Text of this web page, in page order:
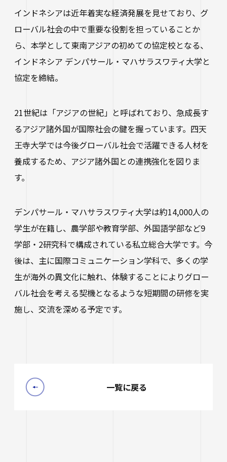
大学施設の貸出について
大学広報・報道関係
大学広報
Webシラバス科目一覧
生活支援
スクールバス
駐車場利用
アルバイト紹介
落とし物・忘れ物
学内で地震が発生したら
卒業生及び就職先アンケートについて
人事採用ご担当の方へ
社会連携
地域連携・研究推進センター
高大連携プログラム
みらい科学教育推進室
看護実践開発研究センター ～実施プログラム
オープンカレッジ
たいし塾
公開シンポジウム
その他の公開講座
海外派遣の安全対策
ハルカス大学
四天王寺大学公式SNS
インドネシアは近年着実な経済発展を見せており、グ
ローバル社会の中で重要な役割を担っていることか
ら、本学として東南アジアの初めての協定校となる、
インドネシア デンパサール・マハサラスワティ大学と
協定を締結。
21世紀は「アジアの世紀」と呼ばれており、急成長す
るアジア諸外国が国際社会の鍵を握っています。四天
王寺大学では今後グローバル社会で活躍できる人材を
養成するため、アジア諸外国との連携強化を図りま
す。
デンパサール・マハサラスワティ大学は約14,000人の
学生が在籍し、農学部や教育学部、外国語学部など9
学部・2研究科で構成されている私立総合大学です。今
後は、主に国際コミュニケーション学科で、多くの学
生が海外の異文化に触れ、体験することによりグロー
バル社会を考える契機となるような短期間の研修を実
施し、交流を深める予定です。
一覧に戻る